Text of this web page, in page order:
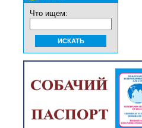
Что ищем: